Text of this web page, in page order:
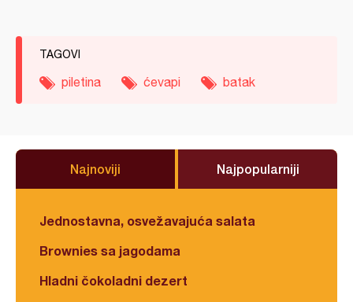
TAGOVI
piletina ćevapi batak
Najnoviji Najpopularniji
Jednostavna, osvežavajuća salata
Brownies sa jagodama
Hladni čokoladni dezert